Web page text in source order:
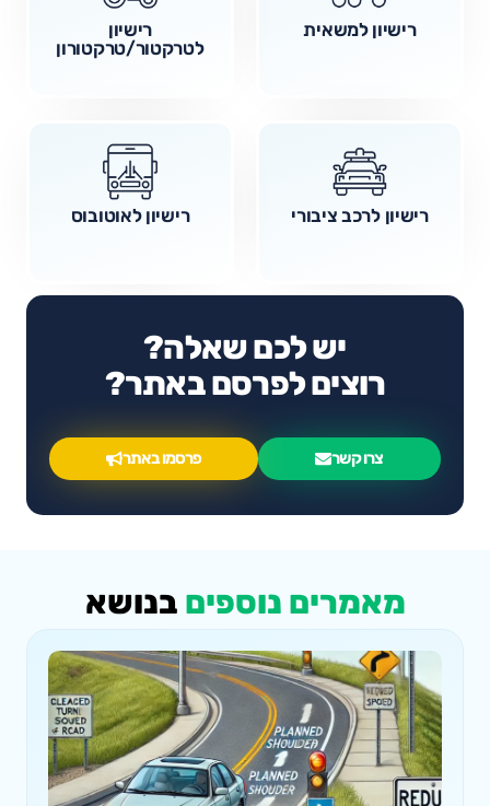
רישיון למשאית
רישיון
לטרקטור/טרקטורון
רישיון לרכב ציבורי רישיון לאוטובוס
יש לכם שאלה?
רוצים לפרסם באתר?
צרו קשר פרסמו באתר
מאמרים נוספים בנושא